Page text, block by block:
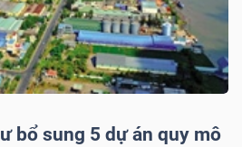
bổ sung 5 dự án quy mô